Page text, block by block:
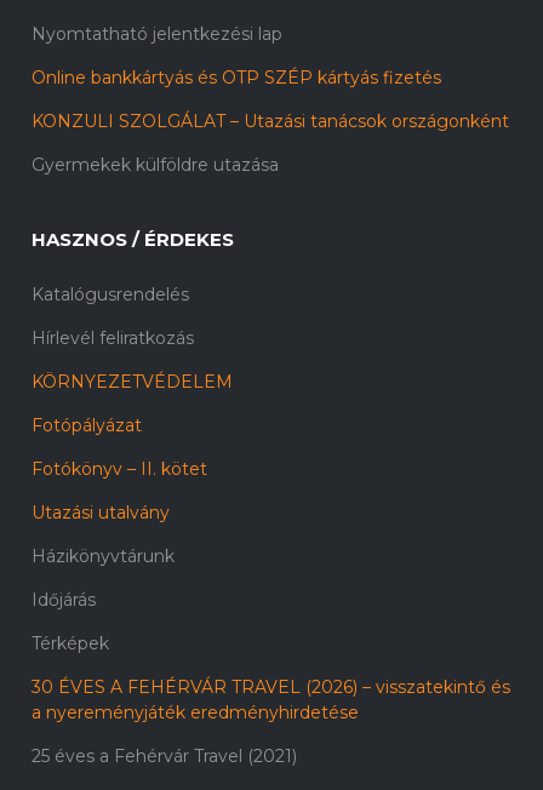
Nyomtatható jelentkezési lap
Online bankkártyás és OTP SZÉP kártyás fizetés
KONZULI SZOLGÁLAT – Utazási tanácsok országonként
Gyermekek külföldre utazása
HASZNOS / ÉRDEKES
Katalógusrendelés
Hírlevél feliratkozás
KÖRNYEZETVÉDELEM
Fotópályázat
Fotókönyv – II. kötet
Utazási utalvány
Házikönyvtárunk
Időjárás
Térképek
30 ÉVES A FEHÉRVÁR TRAVEL (2026) – visszatekintő és
a nyereményjáték eredményhirdetése
25 éves a Fehérvár Travel (2021)